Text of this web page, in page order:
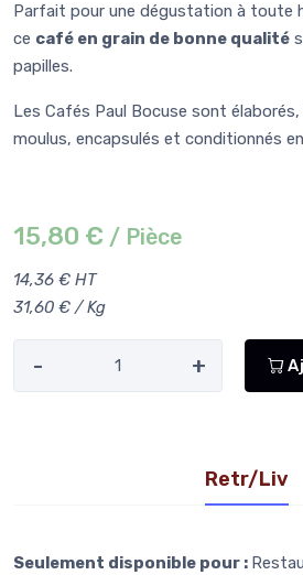
Parfait pour une dégustation à toute
ce café en grain de bonne qualité
papilles.
Les Cafés Paul Bocuse sont
moulus, encapsulés et conditionnés
15,80 € / Pièce
14,36 € HT
31,60 € / Kg
- +
Retr/Liv
Seulement disponible pour :